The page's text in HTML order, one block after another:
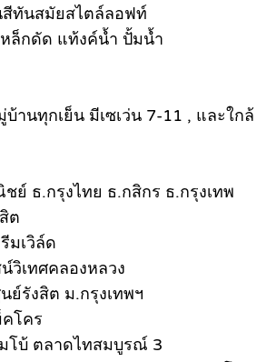
ทันสมัยสไตล์ลอฟท์
ล็กดัด แท้งค์น้ำ ปั้มน้ำ
านทุกเย็น มีเซเว่น 7-11 , และใกล้
ย์ ธ.กรุงไทย ธ.กสิกร ธ.กรุงเทพ
ต
มเวิล์ด
วิเทศคลองหลวง
ย์รังสิต ม.กรุงเทพฯ
โคร
โบ้ ตลาดไทสมบูรณ์ 3